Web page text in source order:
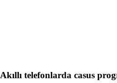
Akıllı telefonlarda casus